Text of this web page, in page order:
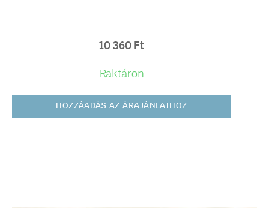
10 360 Ft
Raktáron
HOZZÁADÁS AZ ÁRAJÁNLATHOZ